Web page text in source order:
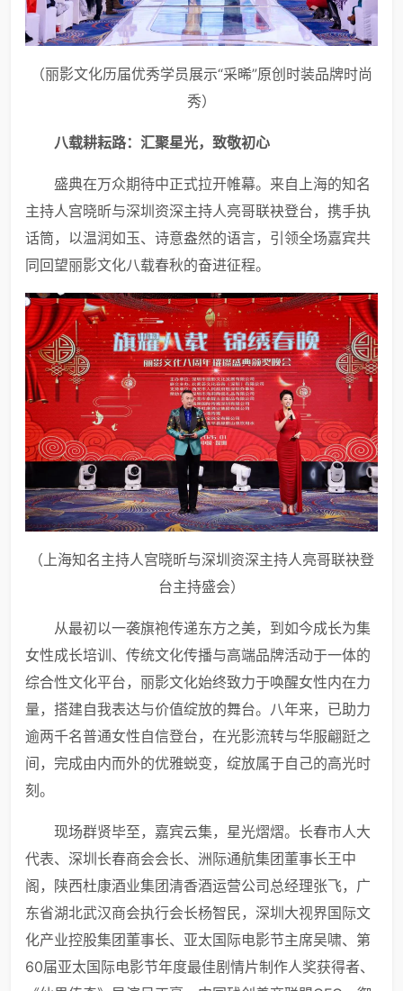
（丽影文化历届优秀学员展示“采晞”原创时装品牌时尚
秀）
八载耕耘路：汇聚星光，致敬初心
盛典在万众期待中正式拉开帷幕。来自上海的知名
主持人宫晓昕与深圳资深主持人亮哥联袂登台，携手执
话筒，以温润如玉、诗意盎然的语言，引领全场嘉宾共
同回望丽影文化八载春秋的奋进征程。
（上海知名主持人宫晓昕与深圳资深主持人亮哥联袂登
台主持盛会）
从最初以一袭旗袍传递东方之美，到如今成长为集
女性成长培训、传统文化传播与高端品牌活动于一体的
综合性文化平台，丽影文化始终致力于唤醒女性内在力
量，搭建自我表达与价值绽放的舞台。八年来，已助力
逾两千名普通女性自信登台，在光影流转与华服翩跹之
间，完成由内而外的优雅蜕变，绽放属于自己的高光时
刻。
现场群贤毕至，嘉宾云集，星光熠熠。长春市人大
代表、深圳长春商会会长、洲际通航集团董事长王中
阁，陕西杜康酒业集团清香酒运营公司总经理张飞，广
东省湖北武汉商会执行会长杨智民，深圳大视界国际文
化产业控股集团董事长、亚太国际电影节主席吴啸、第
60届亚太国际电影节年度最佳剧情片制作人奖获得者、